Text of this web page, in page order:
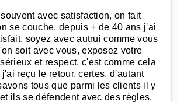
avec satisfaction, on fait
se couche, depuis + de 40 ans j'ai
soyez avec autrui comme vous
soit avec vous, exposez votre
et respect, c'est comme cela
reçu le retour, certes, d'autant
tous que parmi les clients il y
ils se défendent avec des règles,